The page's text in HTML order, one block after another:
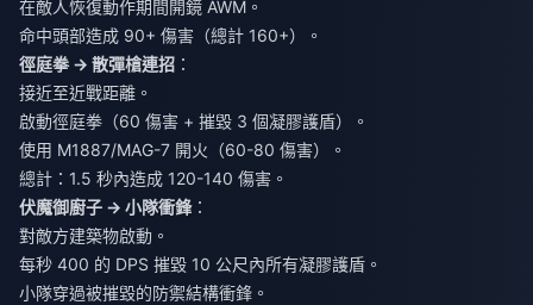
在敵人恢復動作期間開鏡 AWM。
命中頭部造成 90+ 傷害（總計 160+）。
徑庭拳 → 散彈槍連招 ：
接近至近戰距離。
啟動徑庭拳（60 傷害 + 摧毀 3 個凝膠護盾）。
使用 M1887/MAG-7 開火（60-80 傷害）。
總計：1.5 秒內造成 120-140 傷害。
伏魔御廚子 → 小隊衝鋒：
對敵方建築物啟動。
每秒 400 的 DPS 摧毀 10 公尺內所有凝膠護盾。
小隊穿過被摧毀的防禦結構衝鋒。